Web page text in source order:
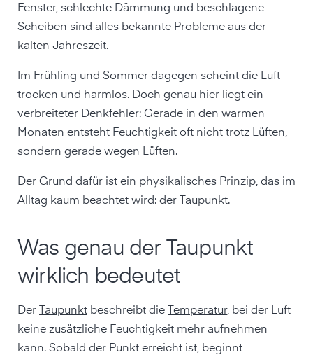
Fenster, schlechte Dämmung und beschlagene
Scheiben sind alles bekannte Probleme aus der
kalten Jahreszeit.
Im Frühling und Sommer dagegen scheint die Luft
trocken und harmlos. Doch genau hier liegt ein
verbreiteter Denkfehler: Gerade in den warmen
Monaten entsteht Feuchtigkeit oft nicht trotz Lüften,
sondern gerade wegen Lüften.
Der Grund dafür ist ein physikalisches Prinzip, das im
Alltag kaum beachtet wird: der Taupunkt.
Was genau der Taupunkt
wirklich bedeutet
Der Taupunkt beschreibt die Temperatur, bei der Luft
keine zusätzliche Feuchtigkeit mehr aufnehmen
kann. Sobald der Punkt erreicht ist, beginnt